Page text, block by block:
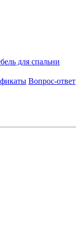
для спальни
Вопрос-ответ